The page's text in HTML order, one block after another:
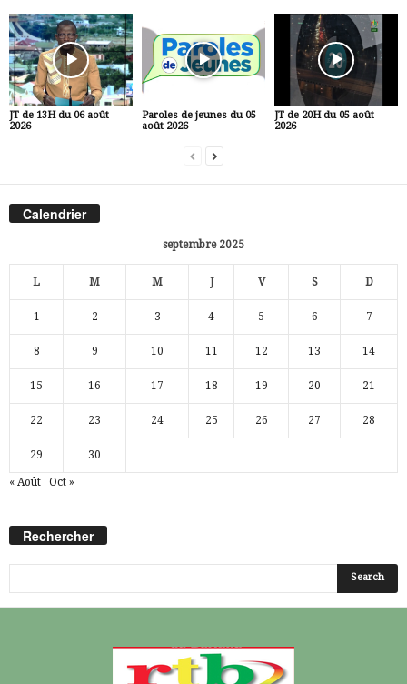
JT de 13H du 06 août
2026
Paroles de jeunes du 05
août 2026
JT de 20H du 05 août
2026
Calendrier
septembre 2025
L M M J V S D
1 2 3 4 5 6 7
8 9 10 11 12 13 14
15 16 17 18 19 20 21
22 23 24 25 26 27 28
29 30
« Août Oct »
Rechercher